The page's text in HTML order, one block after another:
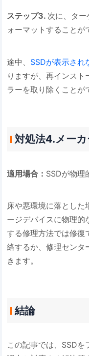
ステップ3. 次に、タ
ォーマットすることが
途中、 SSDが表示され
りますが、再インス
ラーを取り除くことが
対処法4.メー
適用場合： SSDが物理
床や悪環境に落とした
ージデバイスに物理的
する修理方法では修復
絡するか、修理センタ
きます。
結論
この記事では、SSD